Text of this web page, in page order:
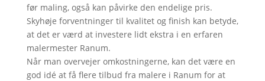
før maling, også kan påvirke den endelige pris.
Skyhøje forventninger til kvalitet og finish kan betyde,
at det er værd at investere lidt ekstra i en erfaren
malermester Ranum.
Når man overvejer omkostningerne, kan det være en
god idé at få flere tilbud fra malere i Ranum for at